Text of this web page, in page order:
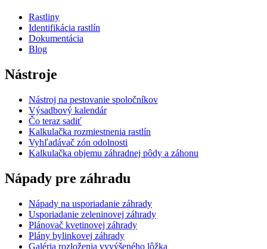
Rastliny
Identifikácia rastlín
Dokumentácia
Blog
Nástroje
Nástroj na pestovanie spoločníkov
Výsadbový kalendár
Čo teraz sadiť
Kalkulačka rozmiestnenia rastlín
Vyhľadávač zón odolnosti
Kalkulačka objemu záhradnej pôdy a záhonu
Nápady pre záhradu
Nápady na usporiadanie záhrady
Usporiadanie zeleninovej záhrady
Plánovač kvetinovej záhrady
Plány bylinkovej záhrady
Galéria rozloženia vyvýšeného lôžka